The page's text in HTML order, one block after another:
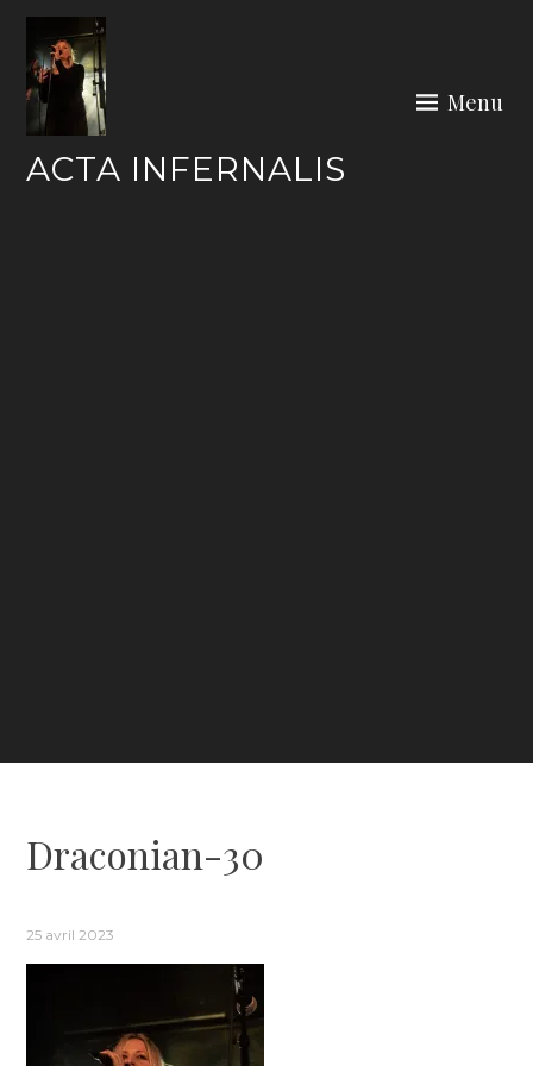
Skip
content
ACTA INFERNALIS
Menu
Draconian-30
25 avril 2023